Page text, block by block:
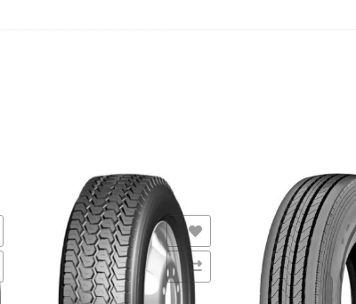
Comparar
Añadir a la lista de deseos
Comparar
Añadir a la lista de